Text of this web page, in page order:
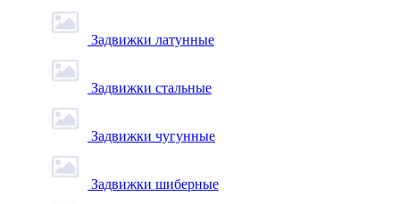
Задвижки латунные
Задвижки стальные
Задвижки чугунные
Задвижки шиберные